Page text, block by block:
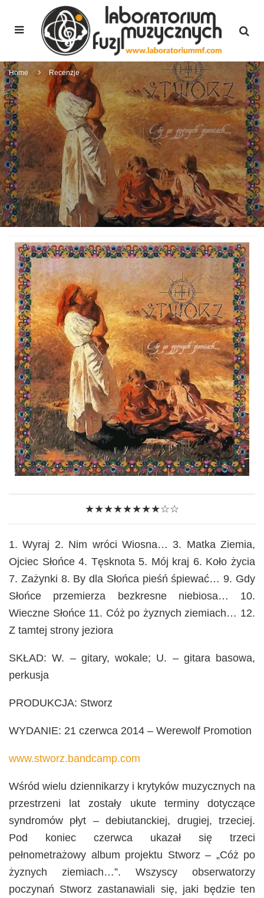
Home Recenzje
★★★★★★★★☆☆
1. Wyraj 2. Nim wróci Wiosna… 3. Matka Ziemia,
Ojciec Słońce 4. Tęsknota 5. Mój kraj 6. Koło życia
7. Zażynki 8. By dla Słońca pieśń śpiewać… 9. Gdy
Słońce przemierza bezkresne niebiosa… 10.
Wieczne Słońce 11. Cóż po żyznych ziemiach… 12.
Z tamtej strony jeziora
SKŁAD: W. – gitary, wokale; U. – gitara basowa,
perkusja
PRODUKCJA: Stworz
WYDANIE: 21 czerwca 2014 – Werewolf Promotion
www.stworz.bandcamp.com
Wśród wielu dziennikarzy i krytyków muzycznych na
przestrzeni lat zostały ukute terminy dotyczące
syndromów płyt – debiutanckiej, drugiej, trzeciej.
Pod koniec czerwca ukazał się trzeci
pełnometrażowy album projektu Stworz – „Cóż po
żyznych ziemiach…”. Wszyscy obserwatorzy
poczynań Stworz zastanawiali się, jaki będzie ten